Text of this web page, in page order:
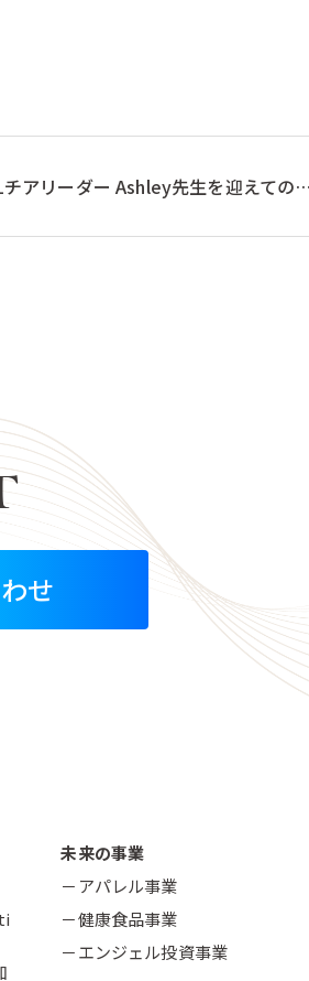
アリーダー Ashley先生を迎えての…
せ
未来の事業
－アパレル事業
－健康食品事業
－エンジェル投資事業